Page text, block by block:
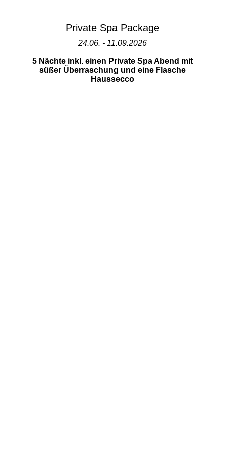
Private Spa Package
24.06. - 11.09.2026
5 Nächte inkl. einen Private Spa Abend mit
süßer Überraschung und eine Flasche
Haussecco